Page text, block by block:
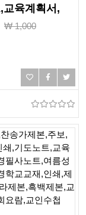
교육계획서,
트,
,교인수첩,제본,
,무선제본,
프링제본,
₩1,000